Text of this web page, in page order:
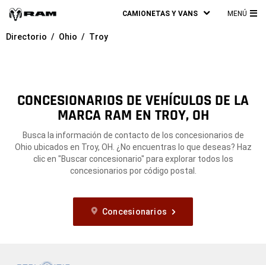
CAMIONETAS Y VANS MENÚ
Directorio Ohio Troy
CONCESIONARIOS DE VEHÍCULOS DE LA
MARCA RAM EN TROY, OH
Busca la información de contacto de los concesionarios de
Ohio ubicados en Troy, OH. ¿No encuentras lo que deseas? Haz
clic en "Buscar concesionario" para explorar todos los
concesionarios por código postal.
Concesionarios